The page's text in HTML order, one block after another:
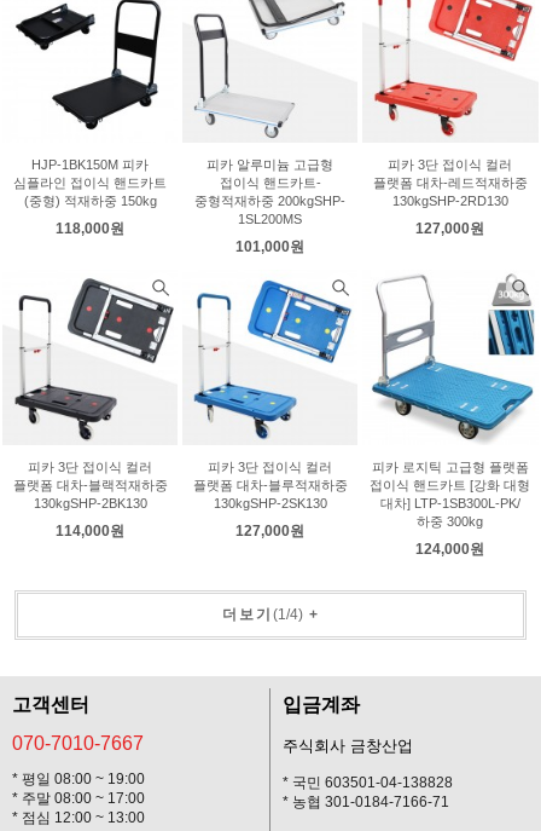
HJP-1BK150M 피카
심플라인 접이식 핸드카트
(중형) 적재하중 150kg
118,000원
피카 알루미늄 고급형
접이식 핸드카트-
중형적재하중 200kgSHP-
1SL200MS
101,000원
피카 3단 접이식 컬러
플랫폼 대차-레드적재하중
130kgSHP-2RD130
127,000원
피카 3단 접이식 컬러
플랫폼 대차-블랙적재하중
130kgSHP-2BK130
114,000원
피카 3단 접이식 컬러
플랫폼 대차-블루적재하중
130kgSHP-2SK130
127,000원
피카 로지틱 고급형 플랫폼
접이식 핸드카트 [강화 대형
대차] LTP-1SB300L-PK/
하중 300kg
124,000원
더보기 (1/4)+
고객센터
070-7010-7667
* 평일 08:00 ~ 19:00
* 주말 08:00 ~ 17:00
* 점심 12:00 ~ 13:00
입금계좌
주식회사 금창산업
* 국민 603501-04-138828
* 농협 301-0184-7166-71